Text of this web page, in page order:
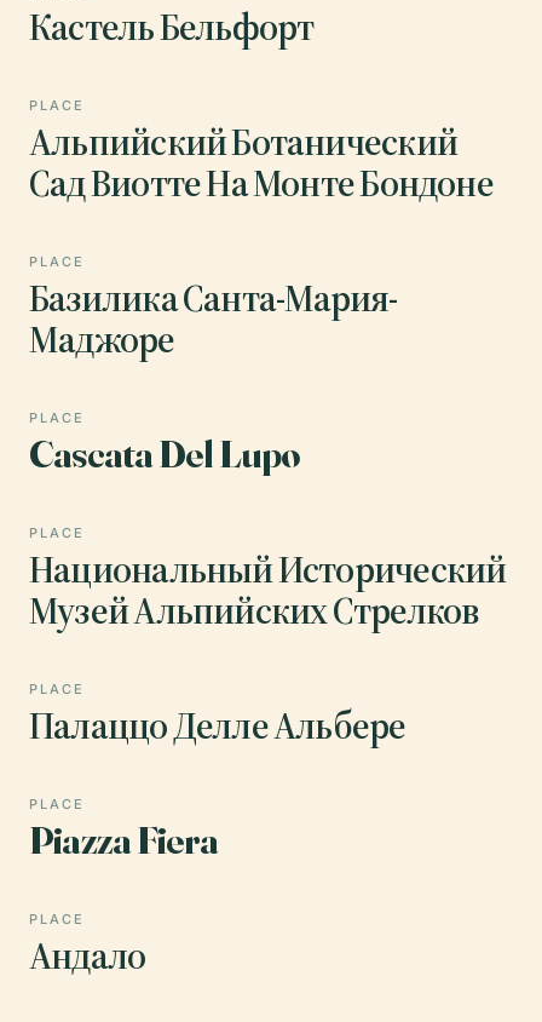
Кастель Бельфорт
PLACE
Альпийский Ботанический
Сад Виотте На Монте Бондоне
PLACE
Базилика Санта-Мария-
Маджоре
PLACE
Cascata Del Lupo
PLACE
Национальный Исторический
Музей Альпийских Стрелков
PLACE
Палаццо Делле Альбере
PLACE
Piazza Fiera
PLACE
Андало